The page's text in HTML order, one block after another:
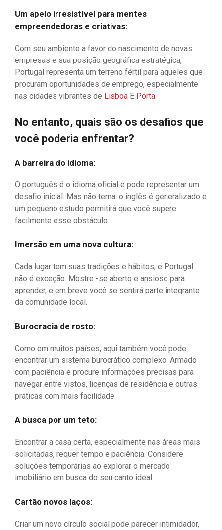
Um apelo irresistível para mentes
empreendedoras e criativas:
Com seu ambiente a favor do nascimento de novas
empresas e sua posição geográfica estratégica,
Portugal representa um terreno fértil para aqueles que
procuram oportunidades de emprego, especialmente
nas cidades vibrantes de Lisboa E Porta.
No entanto, quais são os desafios que
você poderia enfrentar?
A barreira do idioma:
O português é o idioma oficial e pode representar um
desafio inicial. Mas não tema: o inglês é generalizado e
um pequeno estudo permitirá que você supere
facilmente esse obstáculo.
Imersão em uma nova cultura:
Cada lugar tem suas tradições e hábitos, e Portugal
não é exceção. Mostre -se aberto e ansioso para
aprender, e em breve você se sentirá parte integrante
da comunidade local.
Burocracia de rosto:
Como em muitos países, aqui também você pode
encontrar um sistema burocrático complexo. Armado
com paciência e procure informações precisas para
navegar entre vistos, licenças de residência e outras
práticas com mais facilidade.
A busca por um teto:
Encontrar a casa certa, especialmente nas áreas mais
solicitadas, requer tempo e paciência. Considere
soluções temporárias ao explorar o mercado
imobiliário em busca do seu canto ideal.
Cartão novos laços:
Criar um novo círculo social pode parecer intimidador,